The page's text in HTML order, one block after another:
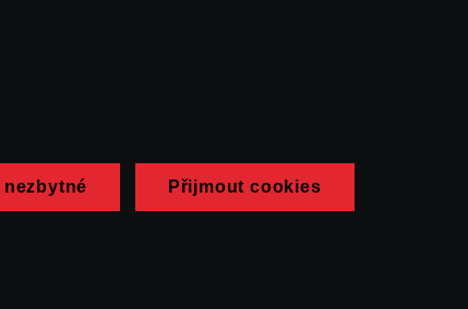
nezbytné Přijmout cookies